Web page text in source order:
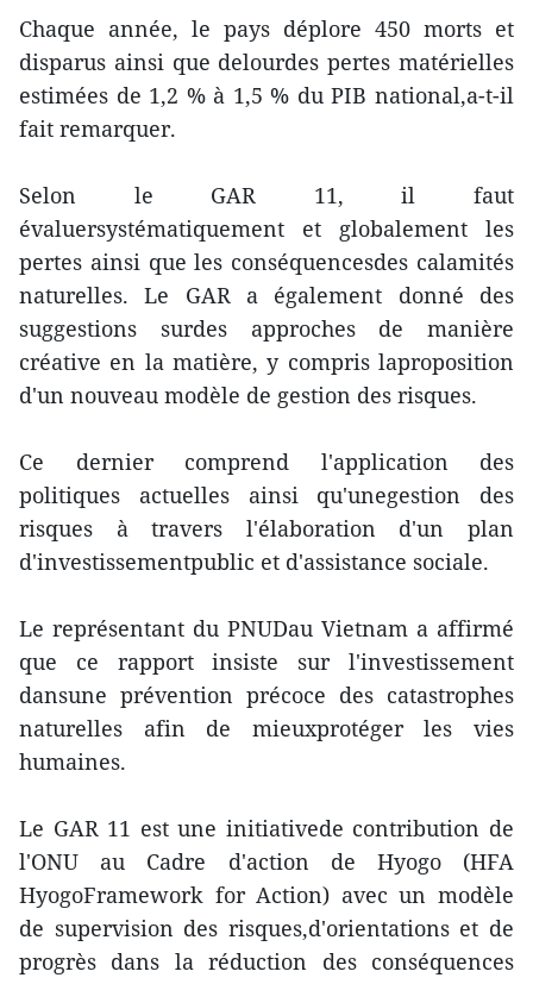
Chaque année, le pays déplore 450 morts et
disparus ainsi que delourdes pertes matérielles
estimées de 1,2 % à 1,5 % du PIB national,a-t-il
fait remarquer.
Selon le GAR 11, il faut
évaluersystématiquement et globalement les
pertes ainsi que les conséquencesdes calamités
naturelles. Le GAR a également donné des
suggestions surdes approches de manière
créative en la matière, y compris laproposition
d'un nouveau modèle de gestion des risques.
Ce dernier comprend l'application des
politiques actuelles ainsi qu'unegestion des
risques à travers l'élaboration d'un plan
d'investissementpublic et d'assistance sociale.
Le représentant du PNUDau Vietnam a affirmé
que ce rapport insiste sur l'investissement
dansune prévention précoce des catastrophes
naturelles afin de mieuxprotéger les vies
humaines.
Le GAR 11 est une initiativede contribution de
l'ONU au Cadre d'action de Hyogo (HFA
HyogoFramework for Action) avec un modèle
de supervision des risques,d'orientations et de
progrès dans la réduction des conséquences